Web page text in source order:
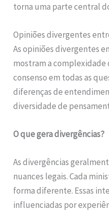
torna uma parte central
Opiniões divergentes
As opiniões divergentes
mostram a complexidade
consenso em todas as
diferenças de
diversidade de
O que gera divergências?
As divergências
nuances legais. Cada
forma diferente. Essas
influenciadas por